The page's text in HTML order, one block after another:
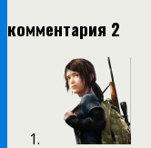
комментария 2